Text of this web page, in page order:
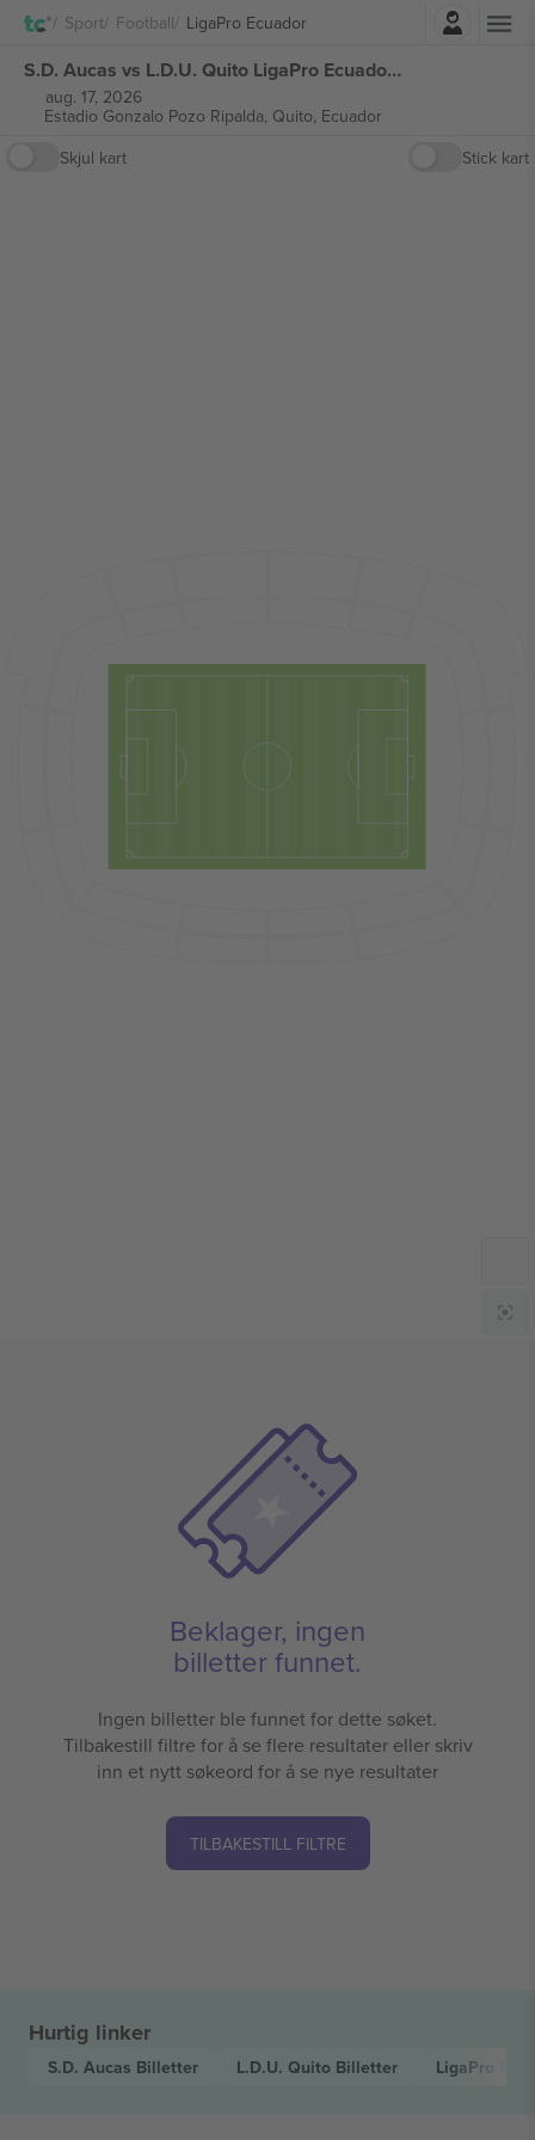
Sport Football LigaPro EcuadorLogg Inn
S.D. Aucas vs L.D.U. Quito LigaPro Ecuador billetter
aug. 17, 2026
Estadio Gonzalo Pozo Ripalda, Quito, Ecuador
Skjul kart
Stick kart
Beklager, ingen
billetter funnet.
Ingen billetter ble funnet for dette søket.
Tilbakestill filtre for å se flere resultater eller skriv
inn et nytt søkeord for å se nye resultater
TILBAKESTILL FILTRE
Hurtig linker
S.D. Aucas Billetter L.D.U. Quito Billetter LigaPro